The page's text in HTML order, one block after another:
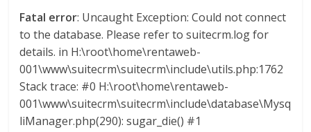
p
o
Fatal error: Uncaught Exception: Could not connect
to the database. Please refer to suitecrm.log for
details. in H:\root\home\rentaweb-
001\www\suitecrm\suitecrm\include\utils.php:1762
Stack trace: #0 H:\root\home\rentaweb-
001\www\suitecrm\suitecrm\include\database\Mysq
liManager.php(290): sugar_die() #1